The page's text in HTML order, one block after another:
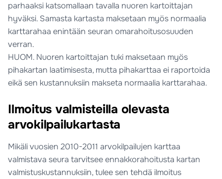
parhaaksi katsomallaan tavalla nuoren kartoittajan
hyväksi. Samasta kartasta maksetaan myös normaalia
karttarahaa enintään seuran omarahoitusosuuden
verran.
HUOM. Nuoren kartoittajan tuki maksetaan myös
pihakartan laatimisesta, mutta pihakarttaa ei raportoida
eikä sen kustannuksiin makseta normaalia karttarahaa.
Ilmoitus valmisteilla olevasta
arvokilpailukartasta
Mikäli vuosien 2010-2011 arvokilpailujen karttaa
valmistava seura tarvitsee ennakkorahoitusta kartan
valmistuskustannuksiin, tulee sen tehdä ilmoitus